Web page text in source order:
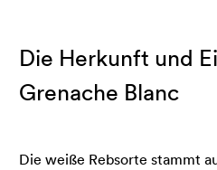
Die Herkunft und
Grenache Blanc
Die weiße Rebsorte stammt